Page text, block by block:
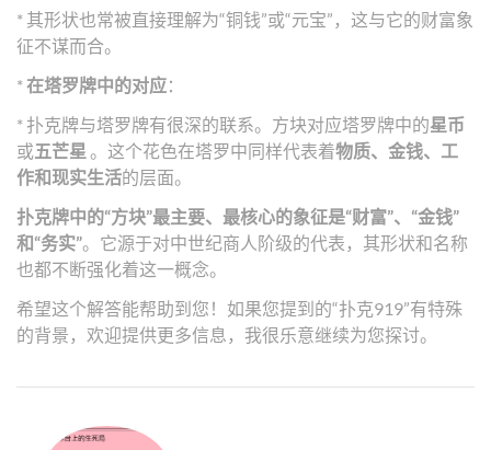
* 其形状也常被直接理解为“铜钱”或“元宝”，这与它的财富象
征不谋而合。
*在塔罗牌中的对应：
* 扑克牌与塔罗牌有很深的联系。方块对应塔罗牌中的星币
或五芒星 。这个花色在塔罗中同样代表着物质、金钱、工
作和现实生活的层面。
扑克牌中的“方块”最主要、最核心的象征是“财富”、“金钱”
和“务实”。它源于对中世纪商人阶级的代表，其形状和名称
也都不断强化着这一概念。
希望这个解答能帮助到您！如果您提到的“扑克919”有特殊
的背景，欢迎提供更多信息，我很乐意继续为您探讨。